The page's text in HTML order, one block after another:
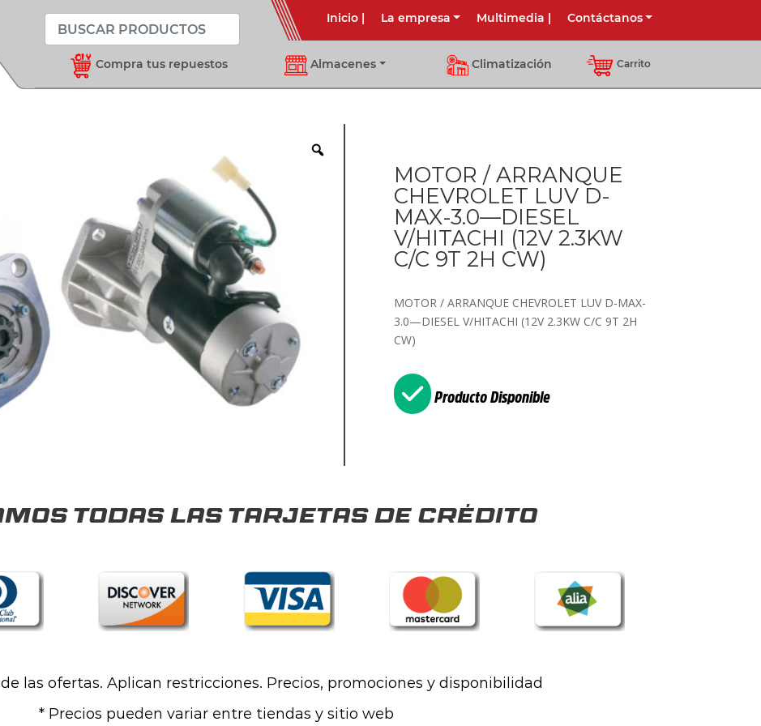
Inicio| La empresa Multimedia | Contáctanos
Compra tus repuestos Almacenes Climatización Carrito
MOTOR / ARRANQUE
CHEVROLET LUV D-
MAX-3.0—DIESEL
V/HITACHI (12V 2.3KW
C/C 9T 2H CW)
MOTOR / ARRANQUE CHEVROLET LUV D-MAX-
3.0—DIESEL V/HITACHI (12V 2.3KW C/C 9T 2H
CW)
Producto Disponible
todas las tarjetas de crédito
las ofertas. Aplican restricciones. Precios, promociones y disponibilidad
* Precios pueden variar entre tiendas y sitio web